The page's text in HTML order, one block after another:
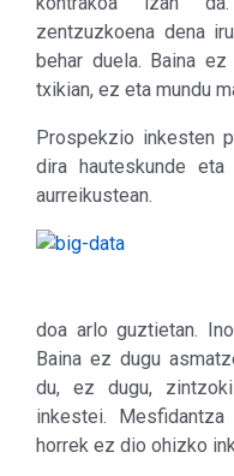
zentzuzkoena dena
behar duela. Baina
txikian, ez eta mundu
Prospekzio inkesten
dira hauteskunde eta
aurreikustean.
doa arlo guztietan.
Baina ez dugu
du, ez dugu,
inkestei.
horrek ez dio ohizko